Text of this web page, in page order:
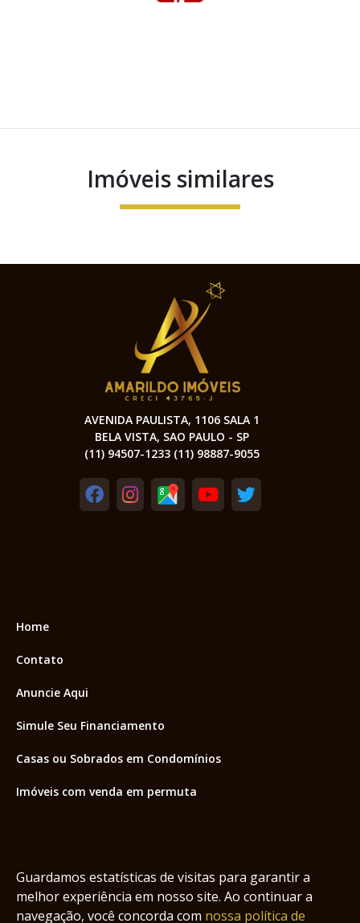
Imóveis similares
Guardamos estatísticas de visitas para garantir a
melhor experiência em nosso site. Ao continuar a
navegação, você concorda com nossa política de
AVENIDA PAULISTA, 1106 SALA 1
BELA VISTA, SAO PAULO - SP
(11) 94507-1233 (11) 98887-9055
Home
Contato
Anuncie Aqui
Simule Seu Financiamento
Casas ou Sobrados em Condomínios
Imóveis com venda em permuta
Casa com piscina